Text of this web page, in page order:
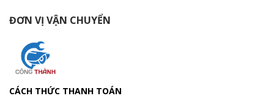
ĐƠN VỊ VẬN CHUYỂN
CÁCH THỨC THANH TOÁN